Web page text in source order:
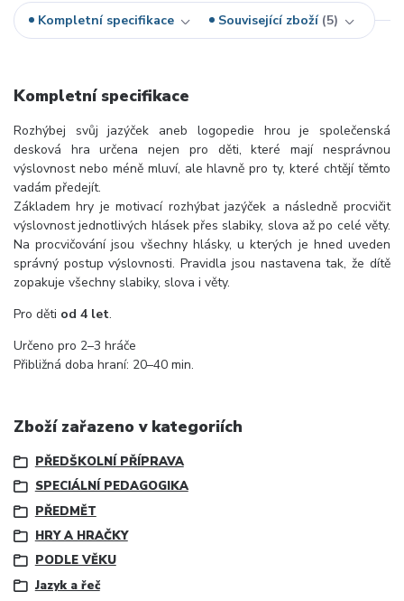
Kompletní specifikace Související zboží 5
Kompletní specifikace
Rozhýbej svůj jazýček aneb logopedie hrou je společenská
desková hra určena nejen pro děti, které mají nesprávnou
výslovnost nebo méně mluví, ale hlavně pro ty, které chtějí těmto
vadám předejít.
Základem hry je motivací rozhýbat jazýček a následně procvičit
výslovnost jednotlivých hlásek přes slabiky, slova až po celé věty.
Na procvičování jsou všechny hlásky, u kterých je hned uveden
správný postup výslovnosti. Pravidla jsou nastavena tak, že dítě
zopakuje všechny slabiky, slova i věty.
Pro děti od 4 let.
Určeno pro 2–3 hráče
Přibližná doba hraní: 20–40 min.
Zboží zařazeno v kategoriích
PŘEDŠKOLNÍ PŘÍPRAVA
SPECIÁLNÍ PEDAGOGIKA
PŘEDMĚT
HRY A HRAČKY
PODLE VĚKU
Jazyk a řeč